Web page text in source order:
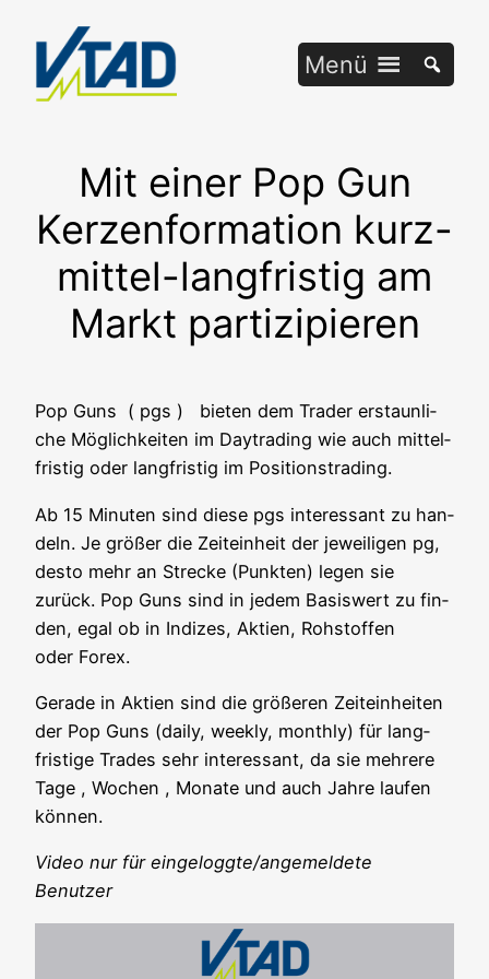
springen
Menü
Mit einer Pop Gun
Kerzenformation kurz-
mittel-langfristig am
Markt partizipieren
Pop Guns ( pgs ) bie­ten dem Trader erstaun­li­
che Mög­lich­kei­ten im Day­tra­ding wie auch mit­tel­
fris­tig oder lang­fris­tig im Positionstrading.
Ab 15 Minu­ten sind die­se pgs inter­es­sant zu han­
deln. Je grö­ßer die Zeit­ein­heit der jewei­li­gen pg,
des­to mehr an Stre­cke (Punk­ten) legen sie
zurück. Pop Guns sind in jedem Basis­wert zu fin­
den, egal ob in Indi­zes, Akti­en, Roh­stof­fen
oder Forex.
Gera­de in Akti­en sind die grö­ße­ren Zeit­ein­hei­ten
der Pop Guns (dai­ly, weekly, month­ly) für lang­
fris­ti­ge Trades sehr inter­es­sant, da sie meh­re­re
Tage , Wochen , Mona­te und auch Jah­re lau­fen
können.
Video nur für eingeloggte/angemeldete
Benutzer